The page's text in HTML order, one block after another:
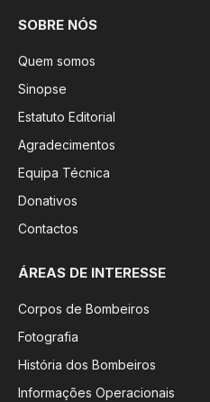
SOBRE NÓS
Quem somos
Sinopse
Estatuto Editorial
Agradecimentos
Equipa Técnica
Donativos
Contactos
ÁREAS DE INTERESSE
Corpos de Bombeiros
Fotografia
História dos Bombeiros
Informações Operacionais